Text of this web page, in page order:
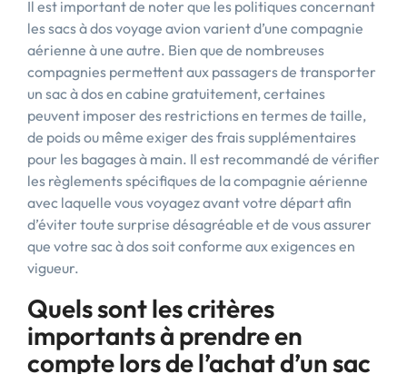
Il est important de noter que les politiques concernant
les sacs à dos voyage avion varient d’une compagnie
aérienne à une autre. Bien que de nombreuses
compagnies permettent aux passagers de transporter
un sac à dos en cabine gratuitement, certaines
peuvent imposer des restrictions en termes de taille,
de poids ou même exiger des frais supplémentaires
pour les bagages à main. Il est recommandé de vérifier
les règlements spécifiques de la compagnie aérienne
avec laquelle vous voyagez avant votre départ afin
d’éviter toute surprise désagréable et de vous assurer
que votre sac à dos soit conforme aux exigences en
vigueur.
Quels sont les critères
importants à prendre en
compte lors de l’achat d’un sac